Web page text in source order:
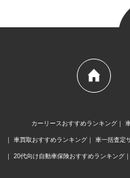
カーリースおすすめランキング
車買取おすすめランキング 車一括査定
20代向け自動車保険おすすめランキング